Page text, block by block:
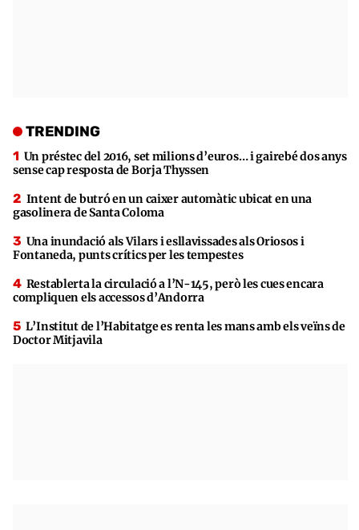
TRENDING
Un préstec del 2016, set milions d’euros… i gairebé dos anys
sense cap resposta de Borja Thyssen
Intent de butró en un caixer automàtic ubicat en una
gasolinera de Santa Coloma
Una inundació als Vilars i esllavissades als Oriosos i
Fontaneda, punts crítics per les tempestes
Restablerta la circulació a l’N-145, però les cues encara
compliquen els accessos d’Andorra
L’Institut de l’Habitatge es renta les mans amb els veïns de
Doctor Mitjavila